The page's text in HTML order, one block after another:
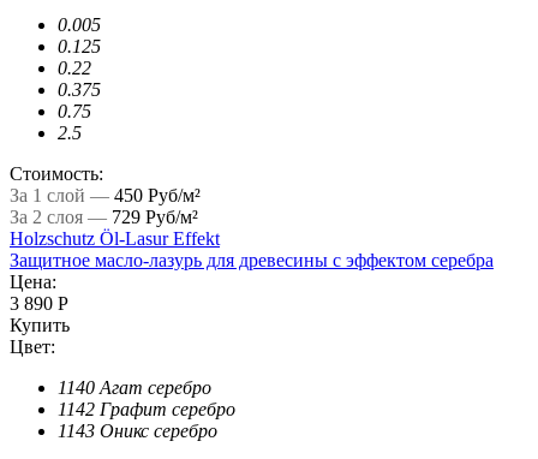
0.005
0.125
0.22
0.375
0.75
2.5
Стоимость:
За 1 слой — 450 Руб/м²
За 2 слоя — 729 Руб/м²
Holzschutz Öl-Lasur Effekt
Защитное масло-лазурь для древесины с эффектом серебра
Цена:
3 890 Р
Купить
Цвет:
1140 Агат серебро
1142 Графит серебро
1143 Оникс серебро